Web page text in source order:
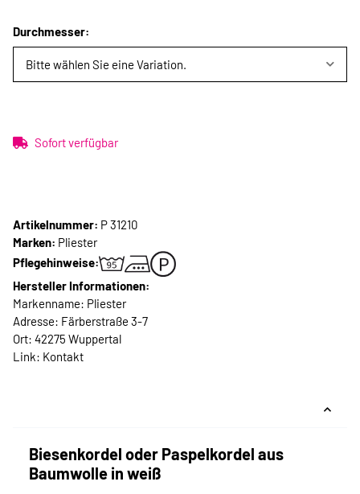
Durchmesser:
Bitte wählen Sie eine Variation.
Sofort verfügbar
Artikelnummer: P 31210
Marken: Pliester
Pflegehinweise:
Hersteller Informationen:
Markenname: Pliester
Adresse: Färberstraße 3-7
Ort: 42275 Wuppertal
Link: Kontakt
Biesenkordel oder Paspelkordel aus
Baumwolle in weiß